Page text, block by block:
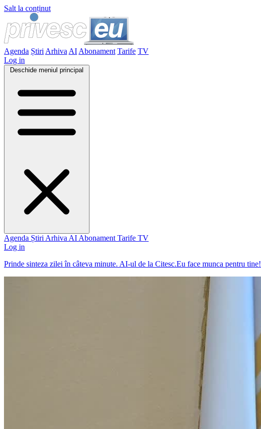
Salt la conținut
Agenda Știri Arhiva AI Abonament Tarife TV
Log in
Deschide meniul principal
Agenda Știri Arhiva AI Abonament Tarife TV
Log in
Prinde sinteza zilei în câteva minute. AI-ul de la Citesc.Eu face munca pentru tine!